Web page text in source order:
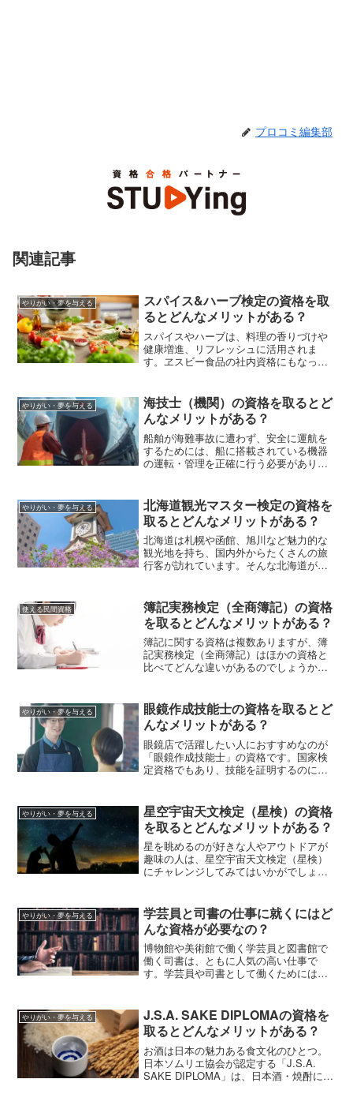
プロコミ編集部
関連記事
やりがい・夢を与える
スパイス&ハーブ検定の資格を取
るとどんなメリットがある？
スパイスやハーブは、料理の香りづけや
健康増進、リフレッシュに活用されま
す。ヱスビー食品の社内資格にもなって
できます。この記事では、スパイス&ハー
ブ検定の1級、2級、3級の違い、試験の出
題範囲、受験費用、資格取得に向いてい
る人について解説します。
やりがい・夢を与える
海技士（機関）の資格を取るとど
んなメリットがある？
船舶が海難事故に遭わず、安全に運航を
するためには、船に搭載されている機器
の運転・管理を正確に行う必要がありま
格の取得方法などを、以降で紹介してい
きます。
やりがい・夢を与える
北海道観光マスター検定の資格を
取るとどんなメリットがある？
北海道は札幌や函館、旭川など魅力的な
観光地を持ち、国内外からたくさんの旅
行客が訪れています。そんな北海道が好
この記事では北海道観光マスター検定に
ついて、試験・公式テキストの概要、受
験資格、受験料などを解説します。
使える民間資格
簿記実務検定（全商簿記）の資格
を取るとどんなメリットがある？
簿記に関する資格は複数ありますが、簿
記実務検定（全商簿記）はほかの資格と
比べてどんな違いがあるのでしょうか。
資格などについて紹介します。
やりがい・夢を与える
眼鏡作成技能士の資格を取るとど
んなメリットがある？
眼鏡店で活躍したい人におすすめなのが
「眼鏡作成技能士」の資格です。国家検
定資格でもあり、技能を証明するのに役
格、受験費用などもあわせて紹介しま
す。
やりがい・夢を与える
星空宇宙天文検定（星検）の資格
を取るとどんなメリットがある？
星を眺めるのが好きな人やアウトドアが
趣味の人は、星空宇宙天文検定（星検）
にチャレンジしてみてはいかがでしょ
します。大人だけでなく子どもにもおす
すめの資格ですので、ぜひチェックして
くださいね。
やりがい・夢を与える
学芸員と司書の仕事に就くにはど
んな資格が必要なの？
博物館や美術館で働く学芸員と図書館で
働く司書は、ともに人気の高い仕事で
す。学芸員や司書として働くためには資
格の種類や就職先などを紹介します。
やりがい・夢を与える
J.S.A. SAKE DIPLOMAの資格を
取るとどんなメリットがある？
お酒は日本の魅力ある食文化のひとつ。
日本ソムリエ協会が認定する「J.S.A.
SAKE DIPLOMA」は、日本酒・焼酎に関